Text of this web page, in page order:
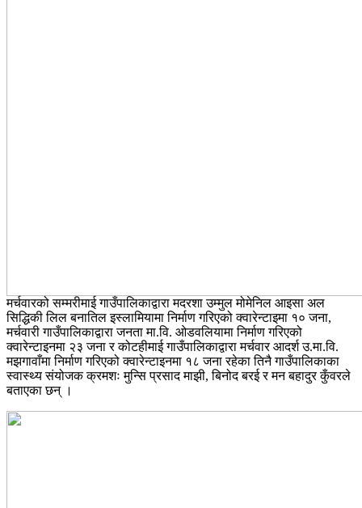
मर्चवारको सम्मरीमाई गाउँपालिकाद्वारा मदरशा उम्मुल मोमेनिल आइसा अल
सिद्धिकी लिल बनातिल इस्लामियामा निर्माण गरिएको क्वारेन्टाइमा १० जना,
मर्चवारी गाउँपालिकाद्वारा जनता मा.वि. ओडवलियामा निर्माण गरिएको
क्वारेन्टाइनमा २३ जना र कोटहीमाई गाउँपालिकाद्वारा मर्चवार आदर्श उ.मा.वि.
मझगावाँमा निर्माण गरिएको क्वारेन्टाइनमा १८ जना रहेका तिनै गाउँपालिकाका
स्वास्थ्य संयोजक क्रमशः मुन्सि प्रसाद माझी, बिनोद बरई र मन बहादुर कुँवरले
बताएका छन् ।